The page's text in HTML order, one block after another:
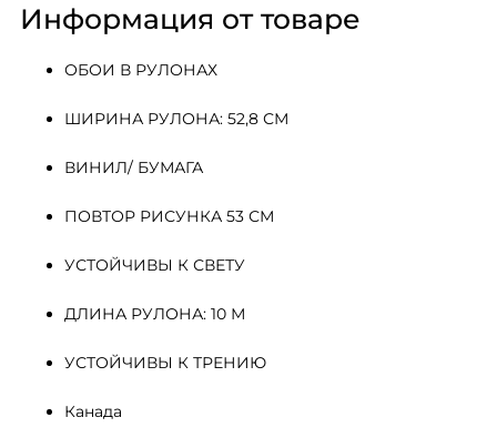
Информация от товаре
ОБОИ В РУЛОНАХ
ШИРИНА РУЛОНА: 52,8 СМ
ВИНИЛ/ БУМАГА
ПОВТОР РИСУНКА 53 СМ
УСТОЙЧИВЫ К СВЕТУ
ДЛИНА РУЛОНА: 10 М
УСТОЙЧИВЫ К ТРЕНИЮ
Канада